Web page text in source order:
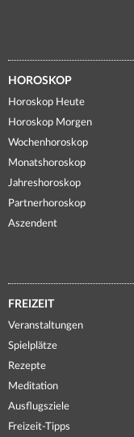
HOROSKOP
Horoskop Heute
Horoskop Morgen
Wochenhoroskop
Monatshoroskop
Jahreshoroskop
Partnerhoroskop
Aszendent
FREIZEIT
Veranstaltungen
Spielplätze
Rezepte
Meditation
Ausflugsziele
Freizeit-Tipps